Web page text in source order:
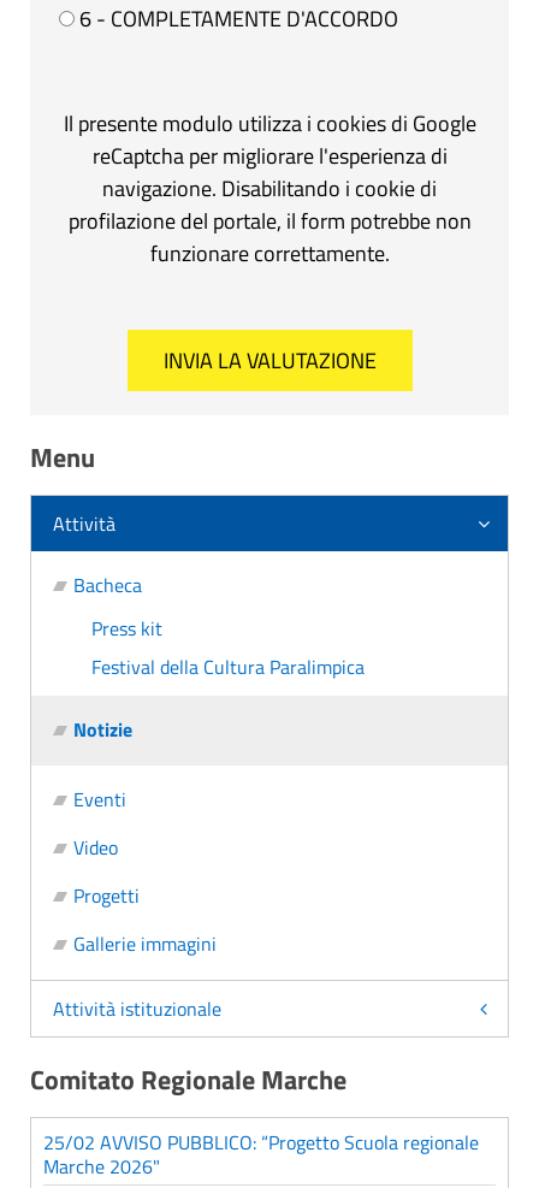
6 - COMPLETAMENTE D'ACCORDO
Il presente modulo utilizza i cookies di Google
reCaptcha per migliorare l'esperienza di
navigazione. Disabilitando i cookie di
profilazione del portale, il form potrebbe non
funzionare correttamente.
Menu
Attività
Bacheca
Press kit
Festival della Cultura Paralimpica
Notizie
Eventi
Video
Progetti
Gallerie immagini
Attività istituzionale
Comitato Regionale Marche
25/02 AVVISO PUBBLICO: “Progetto Scuola regionale
Marche 2026"